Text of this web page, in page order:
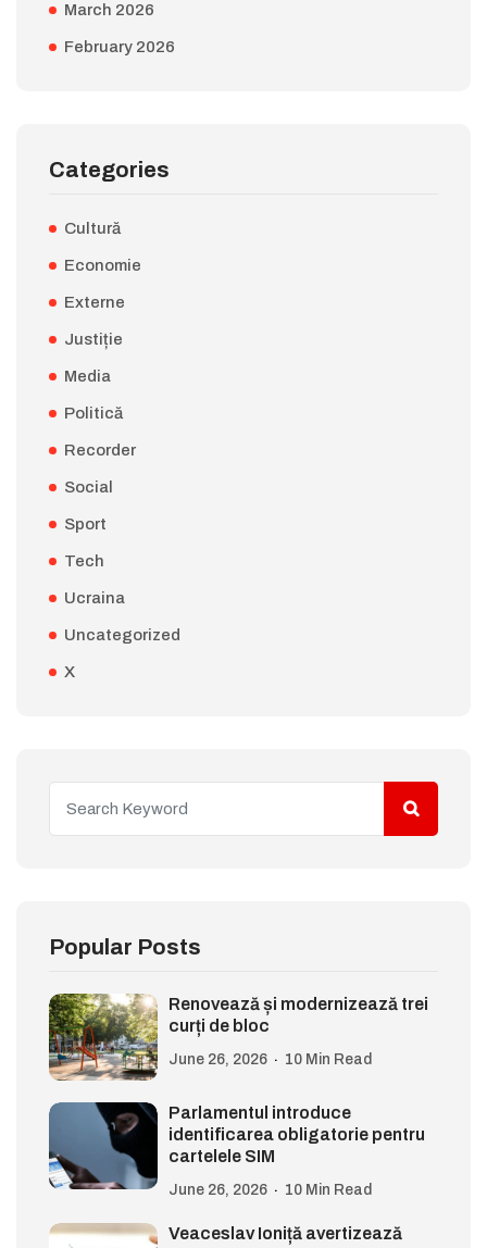
March 2026
February 2026
Categories
Cultură
Economie
Externe
Justiție
Media
Politică
Recorder
Social
Sport
Tech
Ucraina
Uncategorized
X
Popular Posts
Renovează și modernizează trei
curți de bloc
June 26, 2026 10 Min Read
Parlamentul introduce
identificarea obligatorie pentru
cartelele SIM
June 26, 2026 10 Min Read
Veaceslav Ioniță avertizează